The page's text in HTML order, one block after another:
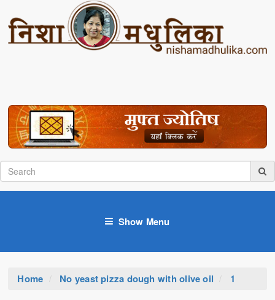
Show Menu
Home No yeast pizza dough with olive oil 1